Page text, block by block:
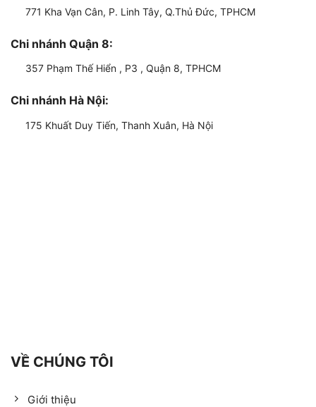
771 Kha Vạn Cân, P. Linh Tây, Q.Thủ Đức, TPHCM
Chi nhánh Quận 8:
357 Phạm Thế Hiển , P3 , Quận 8, TPHCM
Chi nhánh Hà Nội:
175 Khuất Duy Tiến, Thanh Xuân, Hà Nội
VỀ CHÚNG TÔI
Giới thiệu